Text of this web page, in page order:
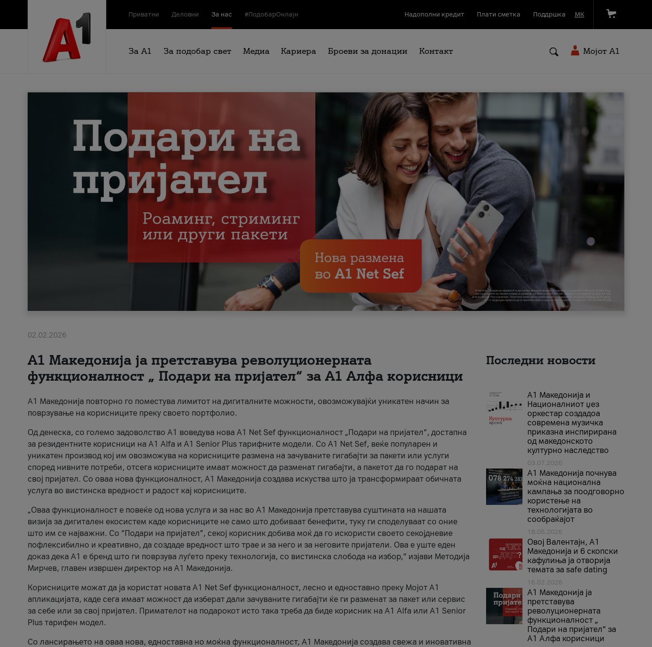
Приватни Деловни За нас #ПодобарОнлајн Надополни кредит Плати сметка Поддршка МК
За А1 За подобар свет Медиа Кариера Броеви за донации Контакт Мојот A1
02.02.2026
А1 Македонија ја претставува револуционерната
функционалност „ Подари на пријател“ за А1 Алфа корисници
А1 Македонија повторно го поместува лимитот на дигиталните можности, овозможувајќи уникатен начин за
поврзување на корисниците преку своето портфолио.
Од денеска, со големо задоволство А1 воведува нова A1 Net Sef функционалност „Подари на пријател“, достапна
за резидентните корисници на А1 Alfa и A1 Senior Plus тарифните модели. Со A1 Net Sef, веќе популарен и
уникатен производ кој им овозможува на корисниците размена на зачуваните гигабајти за пакети или услуги
според нивните потреби, отсега корисниците имаат можност да разменат гигабајти, а пакетот да го подарат на
свој пријател. Со оваа нова функционалност, А1 Македонија создава искуства што ја трансформираат обичната
услуга во вистинска вредност и радост кај корисниците.
„Оваа функционалност е повеќе од нова услуга и за нас во А1 Македонија претставува суштината на нашата
визија за дигитален екосистем каде корисниците не само што добиваат бенефити, туку ги споделуваат со оние
што им се најважни. Со “Подари на пријател”, секој корисник добива моќ да го искористи своето секојдневие
пофлексибилно и креативно, да создаде вредност што трае и за него и за неговите пријатели. Ова е уште еден
доказ дека А1 е бренд што ги поврзува луѓето преку технологија, со вистинска слобода на избор,“ изјави Методија
Мирчев, главен извршен директор на А1 Македонија.
Корисниците можат да ја користат новата А1 Net Sef функционалност, лесно и едноставно преку Мојот А1
апликацијата, каде сега имаат можност да изберат дали зачуваните гигабајти ќе ги разменат за пакет или сервис
за себе или за свој пријател. Примателот на подарокот исто така треба да биде корисник на А1 Alfa или A1 Senior
Plus тарифен модел.
Со лансирањето на оваа нова, едноставна но моќна функционалност, А1 Македонија создава свежа и иновативна
Последни новости
А1 Македонија и
Националниот џез
оркестар создадоа
современа музичка
приказна инспирирана
од македонското
културно наследство
03.07.2026
A1 Македонија почнува
моќна национална
кампања за поодговорно
користење на
технологијата во
сообраќајот
18.05.2026
Овој Валентајн, A1
Македонија и 6 скопски
кафулиња ја отворија
темата за safe dating
16.02.2026
А1 Македонија ја
претставува
револуционерната
функционалност „
Подари на пријател“ за
А1 Алфа корисници